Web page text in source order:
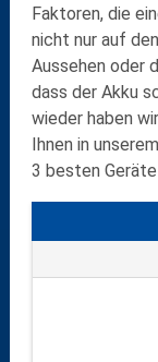
Faktoren, die
nicht nur auf
Aussehen oder
dass der Akku
wieder haben
Ihnen in
3 besten Geräte